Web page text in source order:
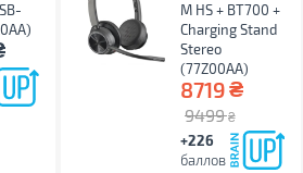
M HS + BT700 +
Charging Stand
Stereo
(77Z00AA)
8719₴
9499 ₴
+226
баллов